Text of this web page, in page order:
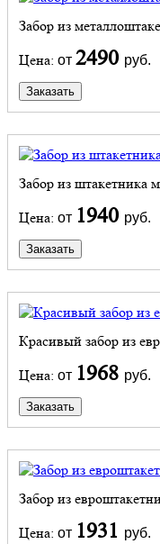
Забор из
Цена: от 2490 руб.
Заказать
Забор из штакетника
Цена: от 1940 руб.
Заказать
Красивый забор из
Цена: от 1968 руб.
Заказать
Забор из
Цена: от 1931 руб.